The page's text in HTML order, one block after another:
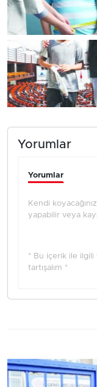
Yorumlar
Yorumlar
Kendi
yapabilir veya
* Bu içerik ile ilgili
tartışalım *